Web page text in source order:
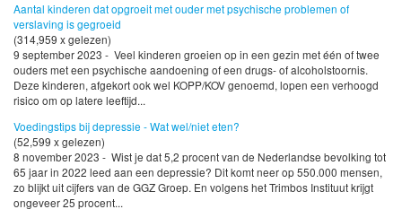
Aantal kinderen dat opgroeit met ouder met psychische problemen of
verslaving is gegroeid
(314,959 x gelezen)
9 september 2023 - Veel kinderen groeien op in een gezin met één of twee
ouders met een psychische aandoening of een drugs- of alcoholstoornis.
Deze kinderen, afgekort ook wel KOPP/KOV genoemd, lopen een verhoogd
risico om op latere leeftijd...
Voedingstips bij depressie - Wat wel/niet eten?
(52,599 x gelezen)
8 november 2023 - Wist je dat 5,2 procent van de Nederlandse bevolking tot
65 jaar in 2022 leed aan een depressie? Dit komt neer op 550.000 mensen,
zo blijkt uit cijfers van de GGZ Groep. En volgens het Trimbos Instituut krijgt
ongeveer 25 procent...